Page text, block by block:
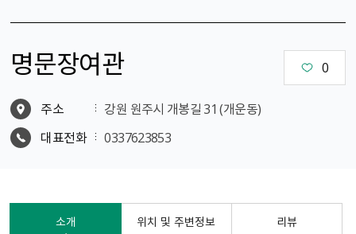
명문장여관 0
주소
강원 원주시 개봉길 31 (개운동)
대표전화
0337623853
소개 위치 및 주변정보 리뷰